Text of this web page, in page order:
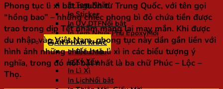
In Tem Nhãn
In Sticker
In UV DTF
In Tem Nhựa Phủ Epoxy
ẤN PHẨM KHÁC
In Biểu Mẫu
In Kỷ Yếu
In Lì Xì
In Lịch
Phong tục lì xì bắt nguồn từ Trung Quốc, với tên gọi
“hồng bao” – những chiếc phong bì đỏ chứa tiền được
trao trong dịp Tết nhằm mang lại may mắn. Khi được
du nhập vào Việt Nam, phong tục này dần gắn liền với
hình ảnh những chiếc bao lì xì in các biểu tượng ý
nghĩa, trong đó nổi bật nhất là ba chữ Phúc – Lộc –
Thọ.